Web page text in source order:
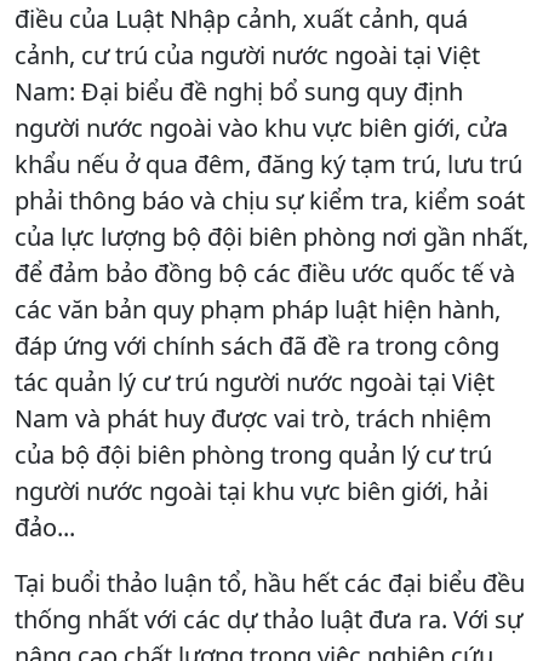
điều của Luật Nhập cảnh, xuất cảnh, quá
cảnh, cư trú của người nước ngoài tại Việt
Nam: Đại biểu đề nghị bổ sung quy định
người nước ngoài vào khu vực biên giới, cửa
khẩu nếu ở qua đêm, đăng ký tạm trú, lưu trú
phải thông báo và chịu sự kiểm tra, kiểm soát
của lực lượng bộ đội biên phòng nơi gần nhất,
để đảm bảo đồng bộ các điều ước quốc tế và
các văn bản quy phạm pháp luật hiện hành,
đáp ứng với chính sách đã đề ra trong công
tác quản lý cư trú người nước ngoài tại Việt
Nam và phát huy được vai trò, trách nhiệm
của bộ đội biên phòng trong quản lý cư trú
người nước ngoài tại khu vực biên giới, hải
đảo...
Tại buổi thảo luận tổ, hầu hết các đại biểu đều
thống nhất với các dự thảo luật đưa ra. Với sự